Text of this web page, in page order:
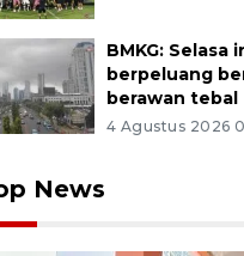
BMKG: Selasa
berpeluang
berawan tebal
4 Agustus 2026
News